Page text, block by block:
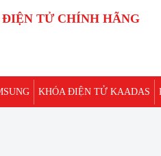
TỬ CHÍNH HÃNG
KHÓA ĐIỆN TỬ KAADAS